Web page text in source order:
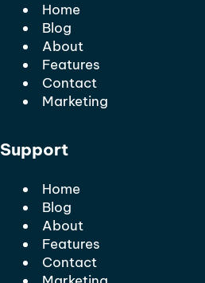
Home
Blog
About
Features
Contact
Marketing
Support
Home
Blog
About
Features
Contact